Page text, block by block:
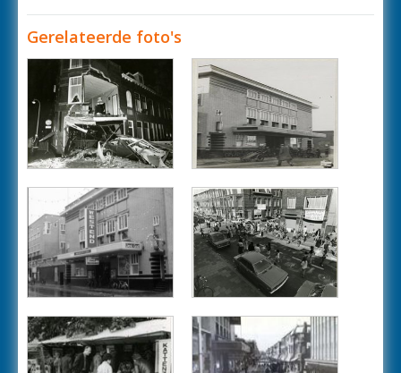
Gerelateerde foto's